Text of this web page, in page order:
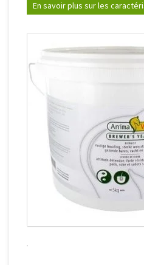
En savoir plus sur les